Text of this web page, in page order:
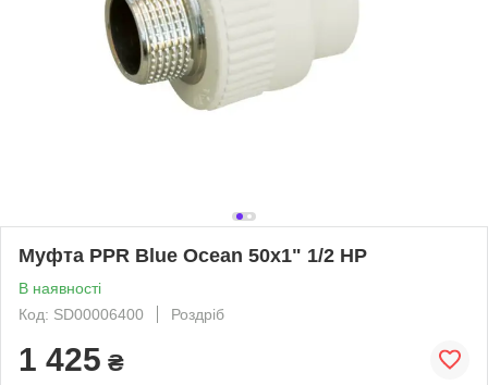
Муфта PPR Blue Ocean 50х1" 1/2 НР
В наявності
Код: SD00006400
Роздріб
1 425 ₴